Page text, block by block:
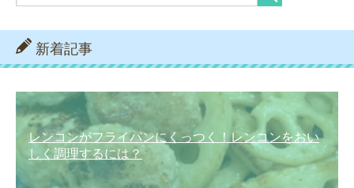
新着記事
レンコンがフライパンにくっつく！レンコンをおい
しく調理するには？